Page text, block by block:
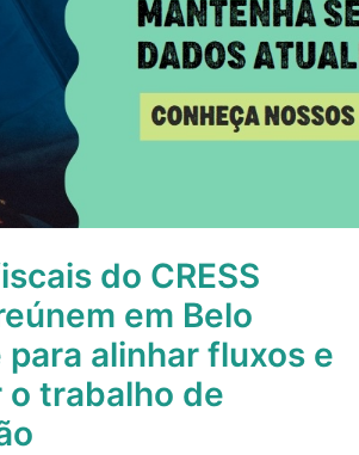
do CRESS
em Belo
alinhar fluxos e
trabalho de